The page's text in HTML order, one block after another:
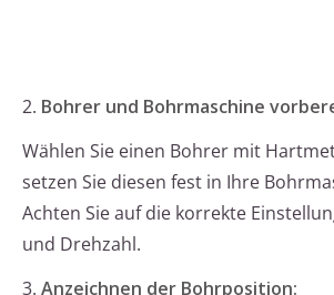
2. Bohrer und Bohrmaschine
Wählen Sie einen Bohrer mit
setzen Sie diesen fest in Ihre
Achten Sie auf die korrekte
und Drehzahl.
3. Anzeichnen der Bohrposition: